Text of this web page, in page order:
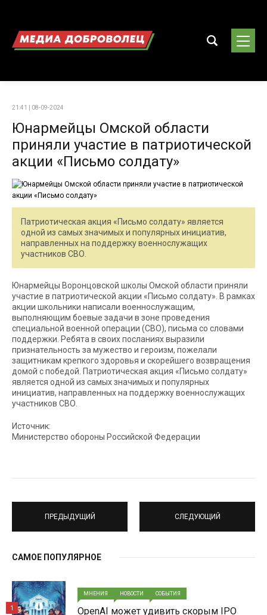
21:41 | 08-09-2024
Юнармейцы Омской области
приняли участие в патриотической
акции «Письмо солдату»
Патриотическая акция «Письмо солдату» является
одной из самых значимых и популярных инициатив,
направленных на поддержку военнослужащих
участников СВО.
Юнармейцы Воронцовской школы Омской области приняли
участие в патриотической акции «Письмо солдату». В рамках
акции школьники написали военнослужащим,
выполняющим боевые задачи в зоне проведения
специальной военной операции (СВО), письма со словами
поддержки. Ребята в своих посланиях выразили
признательность за мужество и героизм, пожелали
защитникам крепкого здоровья и скорейшего возвращения
домой с победой. Патриотическая акция «Письмо солдату»
является одной из самых значимых и популярных
инициатив, направленных на поддержку военнослужащих
участников СВО.
Источник:
Министерство обороны Российской Федерации
ПРЕДЫДУЩИЙ СЛЕДУЮЩИЙ
САМОЕ ПОПУЛЯРНОЕ
МНЕНИЯ НОВОСТИ СОБЫТИЯ
OpenAI может удивить скорым IPO
1